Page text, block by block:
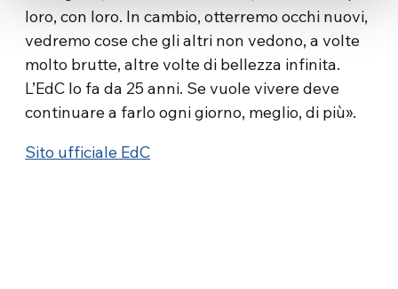
loro, con loro. In cambio, otterremo occhi nuovi,
vedremo cose che gli altri non vedono, a volte
molto brutte, altre volte di bellezza infinita.
L’EdC lo fa da 25 anni. Se vuole vivere deve
continuare a farlo ogni giorno, meglio, di più».
Sito ufficiale EdC